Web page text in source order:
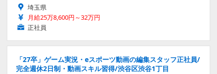
埼玉県
月給25万8,600円～32万円
正社員
「27卒」ゲーム実況・eスポーツ動画の編集スタッフ正社員/
完全週休2日制・動画スキル習得/渋谷区渋谷1丁目